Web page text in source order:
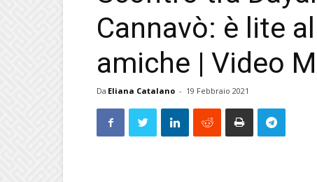
Cannavò: è lite
amiche | Video
Da Eliana Catalano - 19 Febbraio 2021